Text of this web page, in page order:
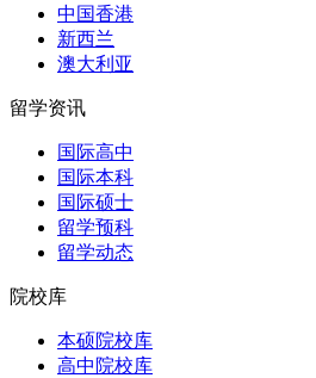
中国香港
新西兰
澳大利亚
留学资讯
国际高中
国际本科
国际硕士
留学预科
留学动态
院校库
本硕院校库
高中院校库